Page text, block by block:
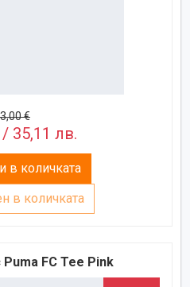
€
35,11 лв.
в количката
в количката
FC Tee Pink